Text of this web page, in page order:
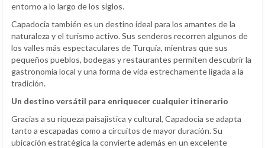
entorno a lo largo de los siglos.
Capadocia también es un destino ideal para los amantes de la
naturaleza y el turismo activo. Sus senderos recorren algunos de
los valles más espectaculares de Turquía, mientras que sus
pequeños pueblos, bodegas y restaurantes permiten descubrir la
gastronomía local y una forma de vida estrechamente ligada a la
tradición.
Un destino versátil para enriquecer cualquier itinerario
Gracias a su riqueza paisajística y cultural, Capadocia se adapta
tanto a escapadas como a circuitos de mayor duración. Su
ubicación estratégica la convierte además en un excelente